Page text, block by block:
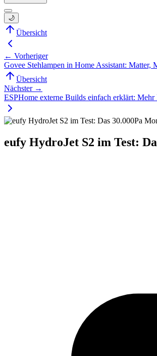
🌙
Übersicht
← Vorheriger
Govee Stehlampen in Home Assistant:
Übersicht
Nächster →
ESPHome externe Builds einfach erklärt:
eufy HydroJet S2 im Test: